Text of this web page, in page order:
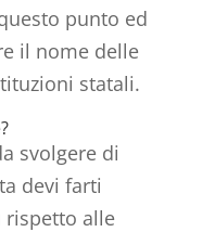
punto ed
il nome delle
statali.
svolgere di
devi farti
rispetto alle